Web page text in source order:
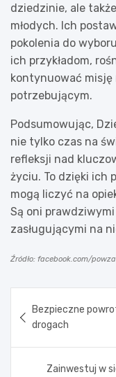
dziedzinie, ale
młodych. Ich
pokolenia do
ich przykładom,
kontynuować misję
potrzebującym.
Podsumowując,
nie tylko czas na
refleksji nad
życiu. To dzięki ich
mogą liczyć na
Są oni
zasługującymi na
Źródło: facebook.com/
wpisu
Bezpieczne
drogach
Zainwestuj w